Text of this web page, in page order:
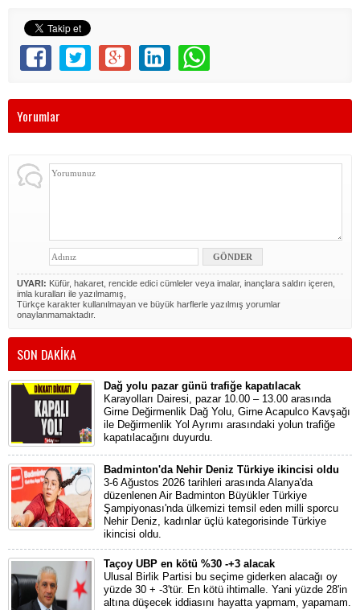
Yorumlar
UYARI: Küfür, hakaret, rencide edici cümleler veya imalar, inançlara saldırı içeren,
imla kuralları ile yazılmamış,
Türkçe karakter kullanılmayan ve büyük harflerle yazılmış yorumlar
onaylanmamaktadır.
SON DAKİKA
Dağ yolu pazar günü trafiğe kapatılacak
Karayolları Dairesi, pazar 10.00 – 13.00 arasında
Girne Değirmenlik Dağ Yolu, Girne Acapulco Kavşağı
ile Değirmenlik Yol Ayrımı arasındaki yolun trafiğe
kapatılacağını duyurdu.
Badminton'da Nehir Deniz Türkiye ikincisi oldu
3-6 Ağustos 2026 tarihleri arasında Alanya'da
düzenlenen Air Badminton Büyükler Türkiye
Şampiyonası'nda ülkemizi temsil eden milli sporcu
Nehir Deniz, kadınlar üçlü kategorisinde Türkiye
ikincisi oldu.
Taçoy UBP en kötü %30 -+3 alacak
Ulusal Birlik Partisi bu seçime giderken alacağı oy
yüzde 30 + -3'tür. En kötü ihtimalle. Yani yüzde 28'in
altına düşecek iddiasını hayatta yapmam, yapamam.